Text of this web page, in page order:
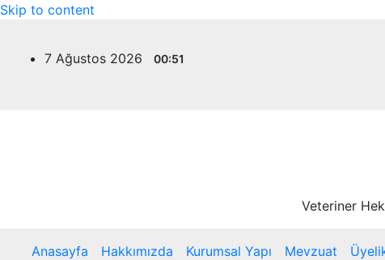
Skip to content
7 Ağustos 2026 00:51
Veteriner
Anasayfa Hakkımızda Kurumsal Yapı Mevzuat